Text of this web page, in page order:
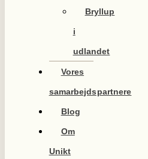
Bryllup
i
udlandet
Vores
samarbejdspartnere
Blog
Om
Unikt